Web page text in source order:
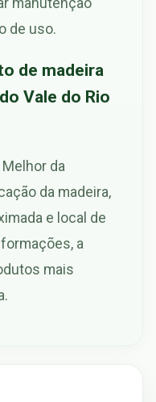
de uso.
de madeira
Vale do Rio
da
da madeira,
e local de
a
mais